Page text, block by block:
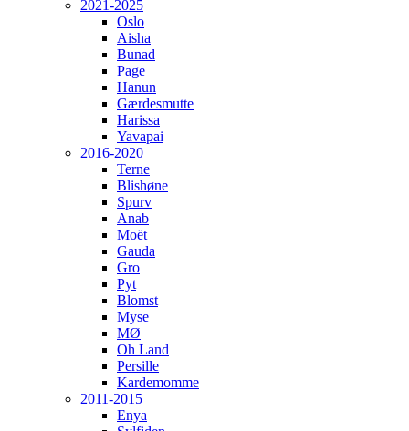
2021-2025
Oslo
Aisha
Bunad
Page
Hanun
Gærdesmutte
Harissa
Yavapai
2016-2020
Terne
Blishøne
Spurv
Anab
Moët
Gauda
Gro
Pyt
Blomst
Myse
MØ
Oh Land
Persille
Kardemomme
2011-2015
Enya